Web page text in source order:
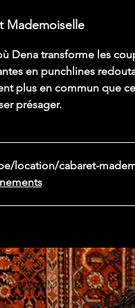
Mademoiselle
Dena transforme les
en punchlines
plus en commun que
présager.
location/cabaret-